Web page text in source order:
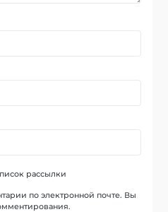
рассылки
по электронной почте. Вы